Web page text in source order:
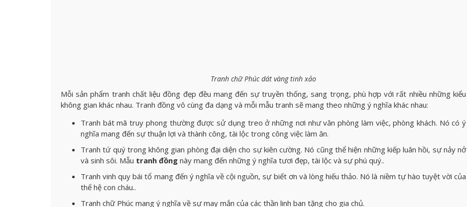
Tranh chữ Phúc dát vàng tinh xảo
Mỗi sản phẩm tranh chất liệu đồng đẹp đều mang đến sự truyền thống, sang trọng, phù hợp với rất nhiều những kiểu
không gian khác nhau. Tranh đồng vô cùng đa dạng và mỗi mẫu tranh sẽ mang theo những ý nghĩa khác nhau:
Tranh bát mã truy phong thường được sử dụng treo ở những nơi như văn phòng làm việc, phòng khách. Nó có ý
nghĩa mang đến sự thuận lợi và thành công, tài lộc trong công việc làm ăn.
Tranh tứ quý trong không gian phòng đại diện cho sự kiên cường. Nó cũng thể hiện những kiếp luân hồi, sự nảy nở
và sinh sôi. Mẫu tranh đồng này mang đến những ý nghĩa tươi đẹp, tài lộc và sự phú quý..
Tranh vinh quy bái tổ mang đến ý nghĩa về cội nguồn, sự biết ơn và lòng hiếu thảo. Nó là niềm tự hào tuyệt vời của
thế hệ con cháu..
Tranh chữ Phúc mang ý nghĩa về sự may mắn của các thần linh ban tặng cho gia chủ.